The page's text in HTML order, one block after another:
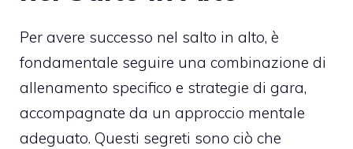
Per avere successo nel salto in alto, è
fondamentale seguire una combinazione di
allenamento specifico e strategie di gara,
accompagnate da un approccio mentale
adeguato. Questi segreti sono ciò che